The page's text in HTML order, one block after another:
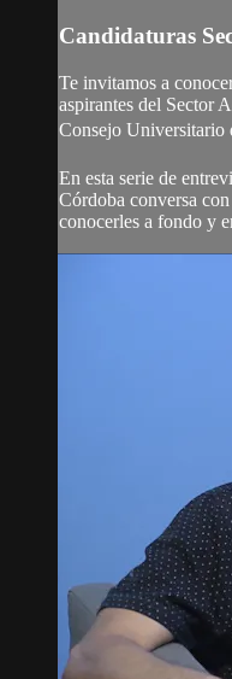
Candidaturas
Te invitamos a
aspirantes del Sector
Consejo
En esta serie de
Córdoba conversa
conocerles a fondo y